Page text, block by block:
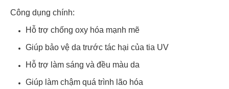
Công dụng chính:
Hỗ trợ chống oxy hóa mạnh mẽ
Giúp bảo vệ da trước tác hại của tia UV
Hỗ trợ làm sáng và đều màu da
Giúp làm chậm quá trình lão hóa